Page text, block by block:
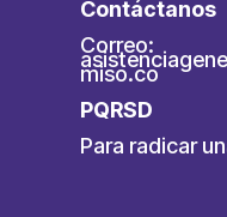
Contáctanos
Correo:
miso.co
PQRSD
Para radicar